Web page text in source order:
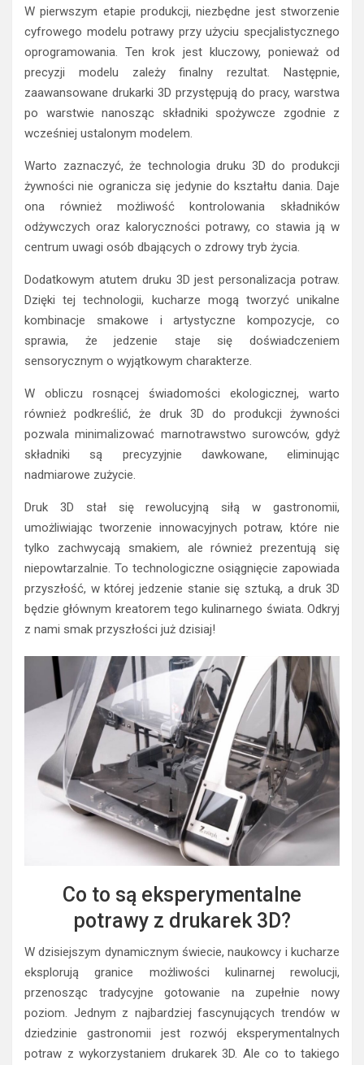
W pierwszym etapie produkcji, niezbędne jest stworzenie
cyfrowego modelu potrawy przy użyciu specjalistycznego
oprogramowania. Ten krok jest kluczowy, ponieważ od
precyzji modelu zależy finalny rezultat. Następnie,
zaawansowane drukarki 3D przystępują do pracy, warstwa
po warstwie nanosząc składniki spożywcze zgodnie z
wcześniej ustalonym modelem.
Warto zaznaczyć, że technologia druku 3D do produkcji
żywności nie ogranicza się jedynie do kształtu dania. Daje
ona również możliwość kontrolowania składników
odżywczych oraz kaloryczności potrawy, co stawia ją w
centrum uwagi osób dbających o zdrowy tryb życia.
Dodatkowym atutem druku 3D jest personalizacja potraw.
Dzięki tej technologii, kucharze mogą tworzyć unikalne
kombinacje smakowe i artystyczne kompozycje, co
sprawia, że jedzenie staje się doświadczeniem
sensorycznym o wyjątkowym charakterze.
W obliczu rosnącej świadomości ekologicznej, warto
również podkreślić, że druk 3D do produkcji żywności
pozwala minimalizować marnotrawstwo surowców, gdyż
składniki są precyzyjnie dawkowane, eliminując
nadmiarowe zużycie.
Druk 3D stał się rewolucyjną siłą w gastronomii,
umożliwiając tworzenie innowacyjnych potraw, które nie
tylko zachwycają smakiem, ale również prezentują się
niepowtarzalnie. To technologiczne osiągnięcie zapowiada
przyszłość, w której jedzenie stanie się sztuką, a druk 3D
będzie głównym kreatorem tego kulinarnego świata. Odkryj
z nami smak przyszłości już dzisiaj!
Co to są eksperymentalne
potrawy z drukarek 3D?
W dzisiejszym dynamicznym świecie, naukowcy i kucharze
eksplorują granice możliwości kulinarnej rewolucji,
przenosząc tradycyjne gotowanie na zupełnie nowy
poziom. Jednym z najbardziej fascynujących trendów w
dziedzinie gastronomii jest rozwój eksperymentalnych
potraw z wykorzystaniem drukarek 3D. Ale co to takiego